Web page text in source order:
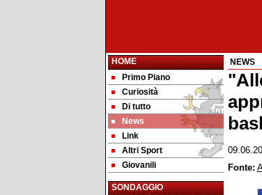
HOME
Primo Piano
Curiosità
Di tutto
News
Link
Altri Sport
Giovanili
SONDAGGIO
NEWS
Fonte: